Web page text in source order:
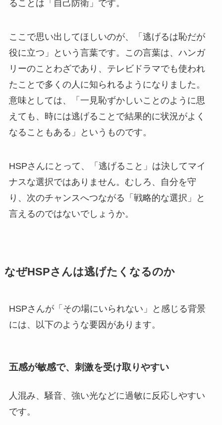
ることは「自己防衛」です。
ここで思い出してほしいのが、「逃げるは恥だが
役に立つ」という言葉です。この言葉は、ハンガ
リーのことわざであり、テレビドラマでも使われ
たことで多くの人に知られるようになりました。
意味としては、「一見恥ずかしいことのように思
えても、時には逃げることで結果的に状況がよく
なることもある」というものです。
HSPさんにとって、「逃げること」は決してマイ
ナスな選択ではありません。むしろ、自分を守
り、次のチャンスへつながる「戦略的な選択」と
言えるのではないでしょうか。
なぜHSPさんは逃げたくなるのか
HSPさんが「その場にいられない」と感じる背景
には、以下のような要因があります。
五感が敏感で、刺激を受け取りやすい
人混み、騒音、強い光などに過敏に反応しやすい
です。